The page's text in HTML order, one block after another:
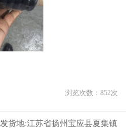
浏览次数： 852次
发货地:江苏省扬州宝应县夏集镇